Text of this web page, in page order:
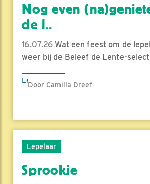
Nog even
de l..
16.07.26 Wat een feest om de
weer bij de Beleef de Lente-
Lees meer
Door Camilla Dreef
Lepelaar
Sprookje